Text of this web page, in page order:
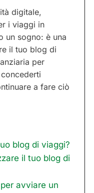
digitale,
i viaggi in
un sogno: è una
il tuo blog di
per
a fare ciò
blog di viaggi?
il tuo blog di
avviare un